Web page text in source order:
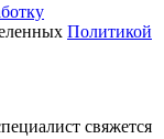
Политикой
свяжется